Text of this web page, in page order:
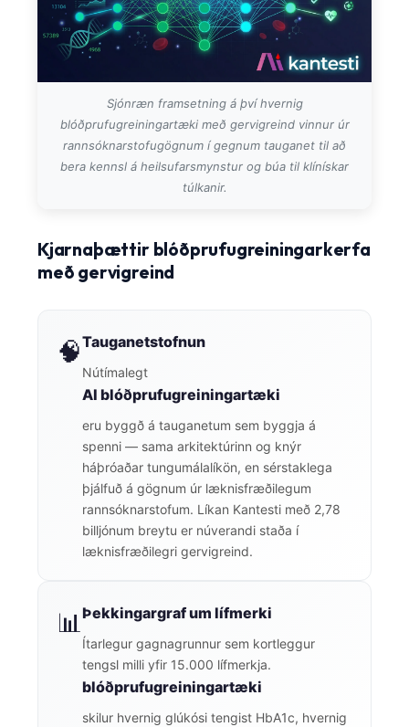
Sjónræn framsetning á því hvernig
blóðprufugreiningartæki með gervigreind vinnur úr
rannsóknarstofugögnum í gegnum tauganet til að
bera kennsl á heilsufarsmynstur og búa til klínískar
túlkanir.
Kjarnaþættir blóðprufugreiningarkerfa
með gervigreind
🧠Tauganetstofnun
Nútímalegt
AI blóðprufugreiningartæki
eru byggð á tauganetum sem byggja á
spenni — sama arkitektúrinn og knýr
háþróaðar tungumálalíkön, en sérstaklega
þjálfuð á gögnum úr læknisfræðilegum
rannsóknarstofum. Líkan Kantesti með 2,78
billjónum breytu er núverandi staða í
læknisfræðilegri gervigreind.
📊Þekkingargraf um lífmerki
Ítarlegur gagnagrunnur sem kortleggur
tengsl milli yfir 15.000 lífmerkja.
blóðprufugreiningartæki
skilur hvernig glúkósi tengist HbA1c, hvernig